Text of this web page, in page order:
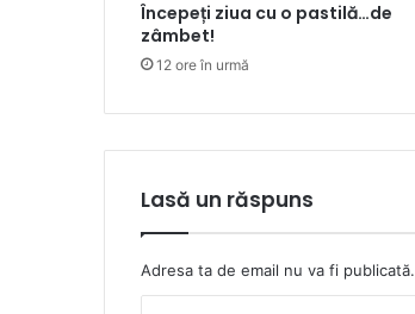
Începeți ziua cu o pastilă…de
zâmbet!
12 ore în urmă
Lasă un răspuns
Adresa ta de email nu va fi publicată.